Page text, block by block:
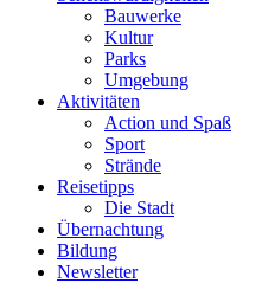
Bauwerke
Kultur
Parks
Umgebung
Aktivitäten
Action und Spaß
Sport
Strände
Reisetipps
Die Stadt
Übernachtung
Bildung
Newsletter